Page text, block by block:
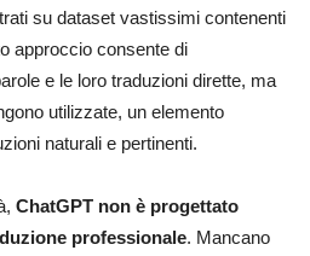
su dataset vastissimi contenenti
approccio consente di
e le loro traduzioni dirette, ma
utilizzate, un elemento
naturali e pertinenti.
ChatGPT non è progettato
professionale. Mancano